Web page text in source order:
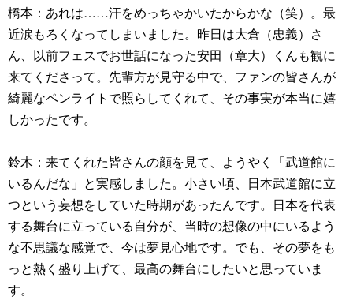
橋本：あれは……汗をめっちゃかいたからかな（笑）。最
近涙もろくなってしまいました。昨日は大倉（忠義）さ
ん、以前フェスでお世話になった安田（章大）くんも観に
来てくださって。先輩方が見守る中で、ファンの皆さんが
綺麗なペンライトで照らしてくれて、その事実が本当に嬉
しかったです。
鈴木：来てくれた皆さんの顔を見て、ようやく「武道館に
いるんだな」と実感しました。小さい頃、日本武道館に立
つという妄想をしていた時期があったんです。日本を代表
する舞台に立っている自分が、当時の想像の中にいるよう
な不思議な感覚で、今は夢見心地です。でも、その夢をも
っと熱く盛り上げて、最高の舞台にしたいと思っていま
す。